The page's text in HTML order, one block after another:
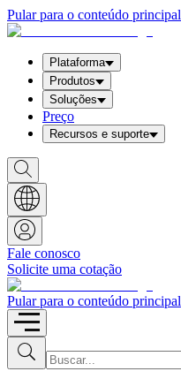
Pular para o conteúdo principal
Plataforma
Produtos
Soluções
Preço
Recursos e suporte
S
h
o
w
S
e
a
r
c
h
b
o
x
Fale conosco
Solicite uma cotação
Pular para o conteúdo principal
S
u
b
I
n